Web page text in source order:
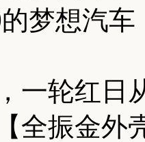
梦想汽
一轮红日
全振金外